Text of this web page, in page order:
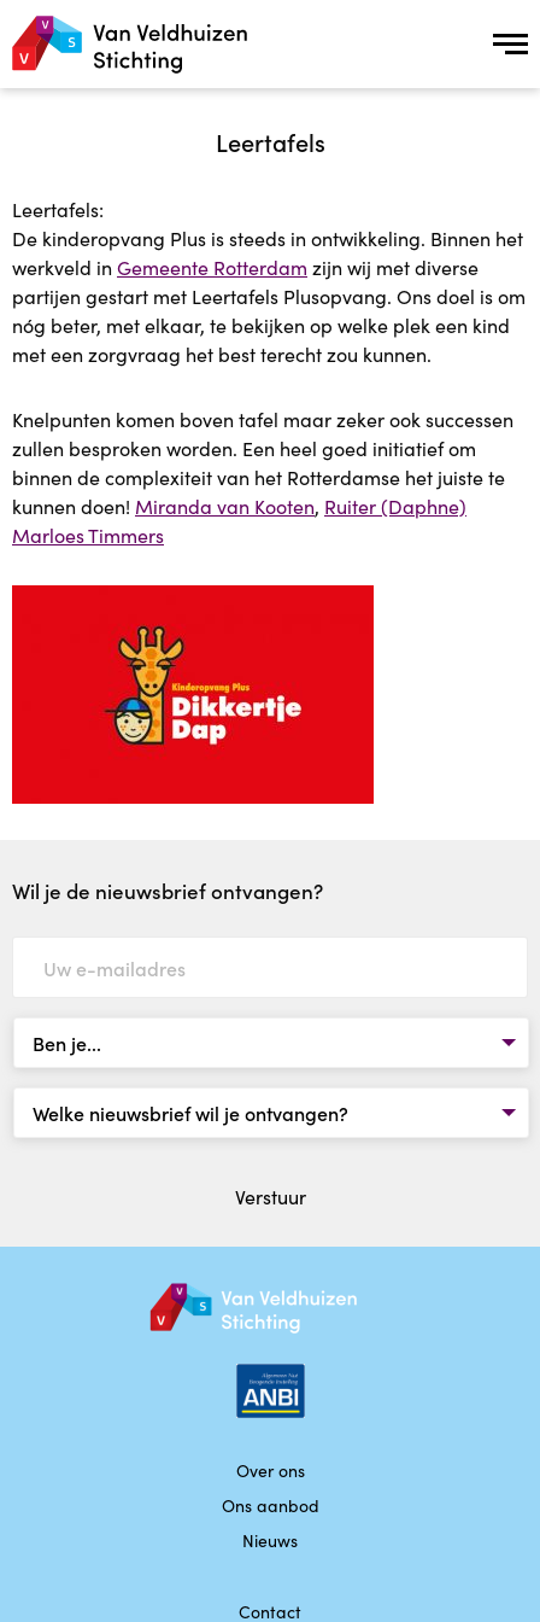
Missie en Visie
Geschiedenis
ANBI status
Onderzoek naar de effecten van Plusopvang
Ons aanbod
Dikkertje Dap Kinderopvang Plus
Twinkeltje Opvoedondersteuning
Van Kansarm naar Kansrijk
Werken bij
Leertafels
Leertafels:
De kinderopvang Plus is steeds in ontwikkeling. Binnen het
werkveld in Gemeente Rotterdam zijn wij met diverse
partijen gestart met Leertafels Plusopvang. Ons doel is om
nóg beter, met elkaar, te bekijken op welke plek een kind
met een zorgvraag het best terecht zou kunnen.
Knelpunten komen boven tafel maar zeker ook successen
zullen besproken worden. Een heel goed initiatief om
binnen de complexiteit van het Rotterdamse het juiste te
kunnen doen! Miranda van Kooten, Ruiter (Daphne)
Marloes Timmers
Wil je de nieuwsbrief ontvangen?
Verstuur
Over ons
Ons aanbod
Nieuws
Contact